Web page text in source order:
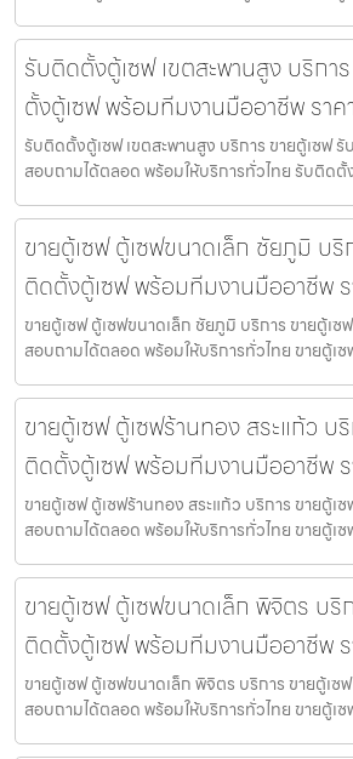
รับติดตั้งตู้เซฟ เขตสะพานสูง บริกา
ตั้งตู้เซฟ พร้อมทีมงานมืออาชีพ ราค
รับติดตั้งตู้เซฟ เขตสะพานสูง บริการ ขายตู้เซฟ
สอบถามได้ตลอด พร้อมให้บริการทั่วไทย รับติดตั้
ขายตู้เซฟ ตู้เซฟขนาดเล็ก ชัยภูมิ บริ
ติดตั้งตู้เซฟ พร้อมทีมงานมืออาชีพ
ขายตู้เซฟ ตู้เซฟขนาดเล็ก ชัยภูมิ บริการ ขายตู้เ
สอบถามได้ตลอด พร้อมให้บริการทั่วไทย ขายตู้เซ
ขายตู้เซฟ ตู้เซฟร้านทอง สระแก้ว บ
ติดตั้งตู้เซฟ พร้อมทีมงานมืออาชีพ
ขายตู้เซฟ ตู้เซฟร้านทอง สระแก้ว บริการ ขายตู้
สอบถามได้ตลอด พร้อมให้บริการทั่วไทย ขายตู้เซ
ขายตู้เซฟ ตู้เซฟขนาดเล็ก พิจิตร บริ
ติดตั้งตู้เซฟ พร้อมทีมงานมืออาชีพ
ขายตู้เซฟ ตู้เซฟขนาดเล็ก พิจิตร บริการ ขายตู้เ
สอบถามได้ตลอด พร้อมให้บริการทั่วไทย ขายตู้เซ